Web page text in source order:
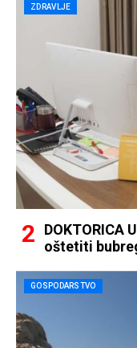
ZDRAVLJE
DOKTORICA
oštetiti
GOSPODARSTVO